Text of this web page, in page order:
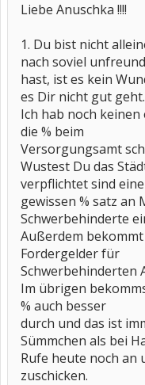
Liebe Anuschka !!!!
1. Du bist nicht
nach soviel
hast, ist es kein
es Dir nicht gut geht.
Ich hab noch
die % beim
Versorgungsamt
Wustest Du das
verpflichtet sind
gewissen % satz an
Schwerbehinderte
Außerdem
Fordergelder für
Schwerbehinderten
Im übrigen
% auch besser
durch und das ist
Sümmchen als bei
Rufe heute noch an
zuschicken.